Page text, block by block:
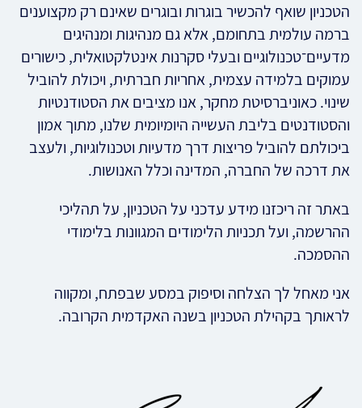
הטכניון שואף להכשיר בוגרות ובוגרים שאינם רק מקצוענים
ברמה עולמית בתחומם, אלא גם מנהיגות ומנהיגים
מדעיים־טכנולוגיים ובעלי סקרנות אינטלקטואלית, כישורים
עמוקים בלמידה עצמית, אחריות חברתית, ויכולת להוביל
שינוי. כאוניברסיטת מחקר, אנו מציבים את הסטודנטיות
והסטודנטים בליבת העשייה היומיומית שלנו, מתוך אמון
ביכולתם להוביל פריצות דרך מדעיות וטכנולוגיות, ולעצב
את דרכה של החברה, המדינה וכלל האנושות.
באתר זה ריכזנו מידע עדכני על הטכניון, על תהליכי
ההרשמה, ועל תכניות הלימודים המגוונות בלימודי
ההסמכה.
אני מאחל לך הצלחה וסיפוק במסע שבפתח, ומקווה
לראותך בקהילת הטכניון בשנה האקדמית הקרובה.